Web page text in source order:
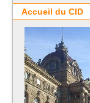
Accueil du CID